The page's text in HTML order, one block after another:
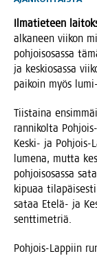
Ilma­tie­teen
alka­neen vii­kon
poh­jois­osas­sa
ja kes­kio­sas­sa
pai­koin myös
Tiis­tai­na
ran­ni­kol­ta
Kes­ki- ja Poh­jois-
lume­na, mut­ta
poh­jois­osas­sa
kipu­aa
sataa Ete­lä- ja
senttimetriä.
Poh­jois-Lap­piin